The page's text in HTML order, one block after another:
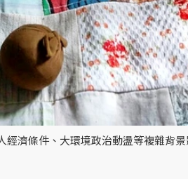
濟條件、大環境政治動盪等複雜背